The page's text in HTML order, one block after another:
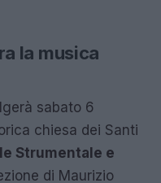
la musica
sabato 6
chiesa dei Santi
Strumentale e
di Maurizio